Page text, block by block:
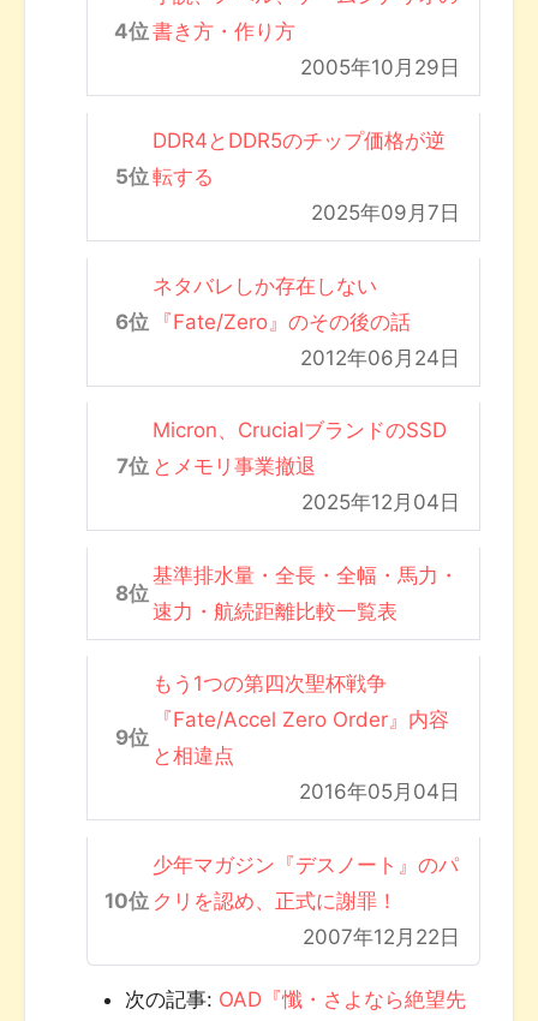
書き方・作り方
2005年10月29日
DDR4とDDR5のチップ価格が逆
転する
2025年09月7日
ネタバレしか存在しない
『Fate/Zero』のその後の話
2012年06月24日
Micron、CrucialブランドのSSD
とメモリ事業撤退
2025年12月04日
基準排水量・全長・全幅・馬力・
速力・航続距離比較一覧表
もう1つの第四次聖杯戦争
『Fate/Accel Zero Order』内容
と相違点
2016年05月04日
少年マガジン『デスノート』のパ
クリを認め、正式に謝罪！
2007年12月22日
次の記事: OAD『懺・さよなら絶望先